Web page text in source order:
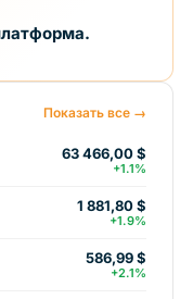
Показать все →
63 466,00 $
+1.1%
1 881,80 $
+1.9%
586,99 $
+2.1%